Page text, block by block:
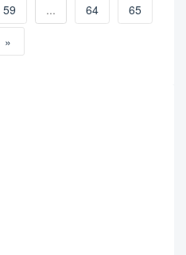
59 ... 64
65
»